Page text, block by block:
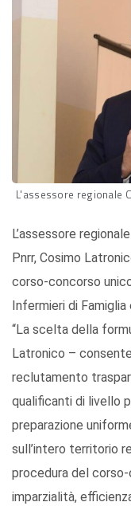
L'assessore regionale
L’assessore
Pnrr, Cosimo
corso-concorso
Infermieri di
“La scelta della
Latronico –
reclutamento
qualificanti di livello
preparazione
sull’intero territorio
procedura del
imparzialità,